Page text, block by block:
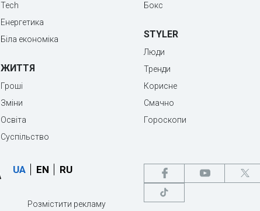
Tech
Енергетика
Біла економіка
ЖИТТЯ
Гроші
Зміни
Освіта
Суспільство
Бокс
STYLER
Люди
Тренди
Корисне
Смачно
Гороскопи
UA EN RU
Розмістити рекламу